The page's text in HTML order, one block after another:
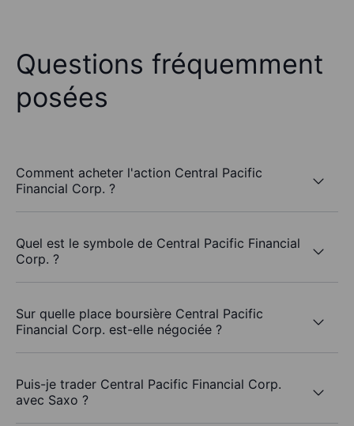
Questions fréquemment
posées
Comment acheter l'action Central Pacific
Financial Corp. ?
Quel est le symbole de Central Pacific Financial
Corp. ?
Sur quelle place boursière Central Pacific
Financial Corp. est-elle négociée ?
Puis-je trader Central Pacific Financial Corp.
avec Saxo ?